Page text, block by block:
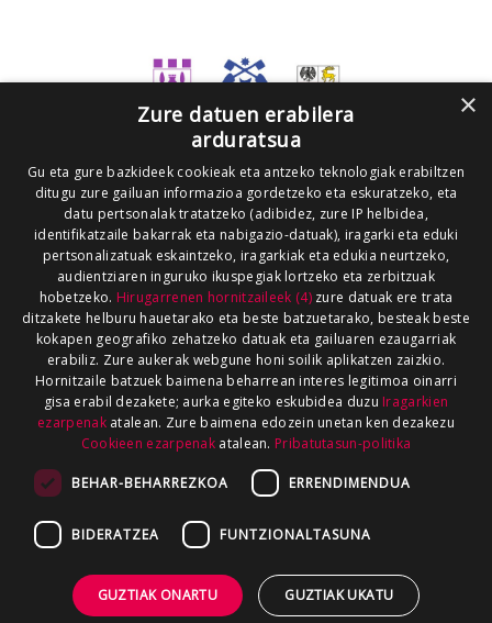
×
Zure datuen erabilera
arduratsua
Gu eta gure bazkideek cookieak eta antzeko teknologiak erabiltzen
ditugu zure gailuan informazioa gordetzeko eta eskuratzeko, eta
datu pertsonalak tratatzeko (adibidez, zure IP helbidea,
identifikatzaile bakarrak eta nabigazio-datuak), iragarki eta eduki
pertsonalizatuak eskaintzeko, iragarkiak eta edukia neurtzeko,
audientziaren inguruko ikuspegiak lortzeko eta zerbitzuak
hobetzeko. Hirugarrenen hornitzaileek (4)zure datuak ere trata
ditzakete helburu hauetarako eta beste batzuetarako, besteak beste
kokapen geografiko zehatzeko datuak eta gailuaren ezaugarriak
erabiliz. Zure aukerak webgune honi soilik aplikatzen zaizkio.
Hornitzaile batzuek baimena beharrean interes legitimoa oinarri
gisa erabil dezakete; aurka egiteko eskubidea duzu Iragarkien
ezarpenakatalean. Zure baimena edozein unetan ken dezakezu
Cookieen ezarpenak atalean. Pribatutasun-politika
BEHAR-BEHARREZKOA ERRENDIMENDUA
BIDERATZEA FUNTZIONALTASUNA
GUZTIAK ONARTU GUZTIAK UKATU